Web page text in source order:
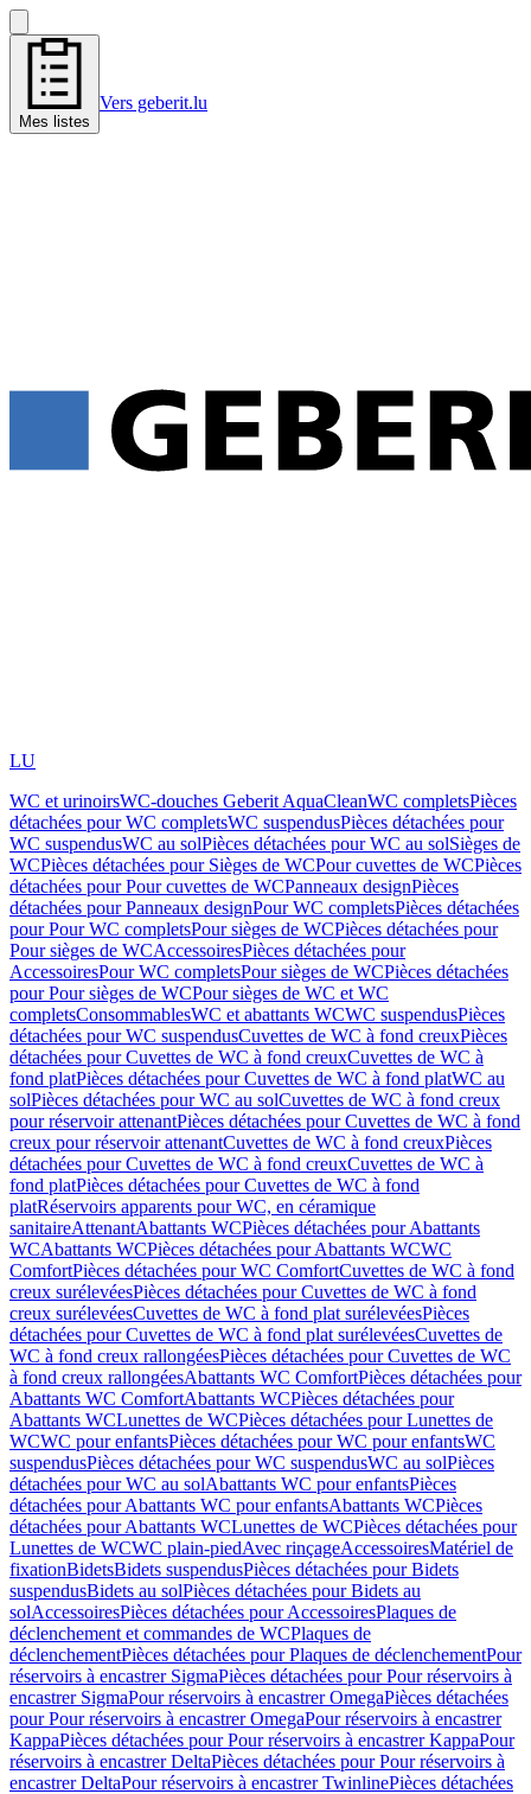
Mes listes
Vers geberit.lu
LU
WC et urinoirsWC-douches Geberit AquaCleanWC completsPièces
détachées pour WC completsWC suspendusPièces détachées pour
WC suspendusWC au solPièces détachées pour WC au solSièges de
WCPièces détachées pour Sièges de WCPour cuvettes de WCPièces
détachées pour Pour cuvettes de WCPanneaux designPièces
détachées pour Panneaux designPour WC completsPièces détachées
pour Pour WC completsPour sièges de WCPièces détachées pour
Pour sièges de WCAccessoiresPièces détachées pour
AccessoiresPour WC completsPour sièges de WCPièces détachées
pour Pour sièges de WCPour sièges de WC et WC
completsConsommablesWC et abattants WCWC suspendusPièces
détachées pour WC suspendusCuvettes de WC à fond creuxPièces
détachées pour Cuvettes de WC à fond creuxCuvettes de WC à
fond platPièces détachées pour Cuvettes de WC à fond platWC au
solPièces détachées pour WC au solCuvettes de WC à fond creux
pour réservoir attenantPièces détachées pour Cuvettes de WC à fond
creux pour réservoir attenantCuvettes de WC à fond creuxPièces
détachées pour Cuvettes de WC à fond creuxCuvettes de WC à
fond platPièces détachées pour Cuvettes de WC à fond
platRéservoirs apparents pour WC, en céramique
sanitaireAttenantAbattants WCPièces détachées pour Abattants
WCAbattants WCPièces détachées pour Abattants WCWC
ComfortPièces détachées pour WC ComfortCuvettes de WC à fond
creux surélevéesPièces détachées pour Cuvettes de WC à fond
creux surélevéesCuvettes de WC à fond plat surélevéesPièces
détachées pour Cuvettes de WC à fond plat surélevéesCuvettes de
WC à fond creux rallongéesPièces détachées pour Cuvettes de WC
à fond creux rallongéesAbattants WC ComfortPièces détachées pour
Abattants WC ComfortAbattants WCPièces détachées pour
Abattants WCLunettes de WCPièces détachées pour Lunettes de
WCWC pour enfantsPièces détachées pour WC pour enfantsWC
suspendusPièces détachées pour WC suspendusWC au solPièces
détachées pour WC au solAbattants WC pour enfantsPièces
détachées pour Abattants WC pour enfantsAbattants WCPièces
détachées pour Abattants WCLunettes de WCPièces détachées pour
Lunettes de WCWC plain-piedAvec rinçageAccessoiresMatériel de
fixationBidetsBidets suspendusPièces détachées pour Bidets
suspendusBidets au solPièces détachées pour Bidets au
solAccessoiresPièces détachées pour AccessoiresPlaques de
déclenchement et commandes de WCPlaques de
déclenchementPièces détachées pour Plaques de déclenchementPour
réservoirs à encastrer SigmaPièces détachées pour Pour réservoirs à
encastrer SigmaPour réservoirs à encastrer OmegaPièces détachées
pour Pour réservoirs à encastrer OmegaPour réservoirs à encastrer
KappaPièces détachées pour Pour réservoirs à encastrer KappaPour
réservoirs à encastrer DeltaPièces détachées pour Pour réservoirs à
encastrer DeltaPour réservoirs à encastrer TwinlinePièces détachées